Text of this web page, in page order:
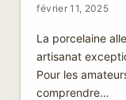
février 11, 2025
La porcelaine
artisanat
Pour les
comprendre…